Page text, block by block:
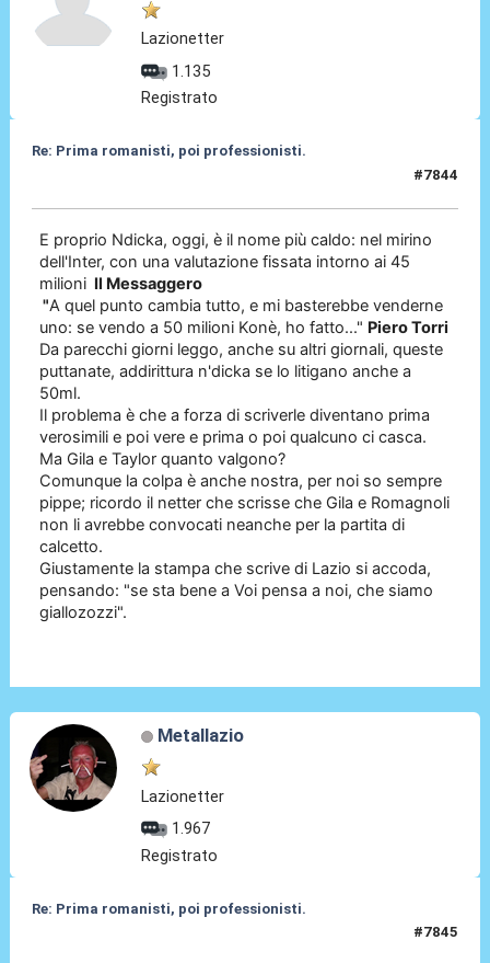
Lazionetter
1.135
Registrato
Re: Prima romanisti, poi professionisti.
#7844
E proprio Ndicka, oggi, è il nome più caldo: nel mirino
dell'Inter, con una valutazione fissata intorno ai 45
milioni Il Messaggero
"A quel punto cambia tutto, e mi basterebbe venderne
uno: se vendo a 50 milioni Konè, ho fatto..." Piero Torri
Da parecchi giorni leggo, anche su altri giornali, queste
puttanate, addirittura n'dicka se lo litigano anche a
50ml.
Il problema è che a forza di scriverle diventano prima
verosimili e poi vere e prima o poi qualcuno ci casca.
Ma Gila e Taylor quanto valgono?
Comunque la colpa è anche nostra, per noi so sempre
pippe; ricordo il netter che scrisse che Gila e Romagnoli
non li avrebbe convocati neanche per la partita di
calcetto.
Giustamente la stampa che scrive di Lazio si accoda,
pensando: "se sta bene a Voi pensa a noi, che siamo
giallozozzi".
Metallazio
Lazionetter
1.967
Registrato
Re: Prima romanisti, poi professionisti.
#7845